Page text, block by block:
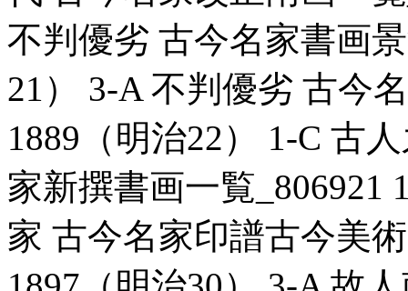
不判優劣 古今名家書画
21） 3-A 不判優劣 古今
1889（明治22） 1-C 古
家新撰書画一覧_806921
家 古今名家印譜古今美